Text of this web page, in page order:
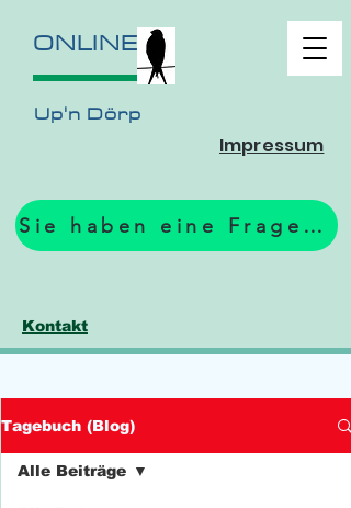
ONLINE
Up'n Dörp
Sie haben eine Frage? Zum Formular.
Impressum
Kontakt
Tagebuch (Blog)
Alle Beiträge